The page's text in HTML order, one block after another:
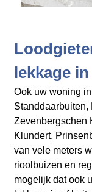
lekkage
Ook uw woning
Standdaarbuiten,
Zevenbergschen
Klundert,
van vele meters
rioolbuizen en
mogelijk dat ook